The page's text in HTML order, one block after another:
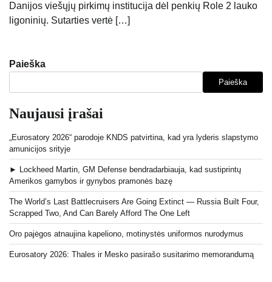
Danijos viešųjų pirkimų institucija dėl penkių Role 2 lauko
ligoninių. Sutarties vertė […]
Paieška
Paieška
Naujausi įrašai
„Eurosatory 2026“ parodoje KNDS patvirtina, kad yra lyderis slapstymo
amunicijos srityje
► Lockheed Martin, GM Defense bendradarbiauja, kad sustiprintų
Amerikos gamybos ir gynybos pramonės bazę
The World’s Last Battlecruisers Are Going Extinct — Russia Built Four,
Scrapped Two, And Can Barely Afford The One Left
Oro pajėgos atnaujina kapeliono, motinystės uniformos nurodymus
Eurosatory 2026: Thales ir Mesko pasirašo susitarimo memorandumą